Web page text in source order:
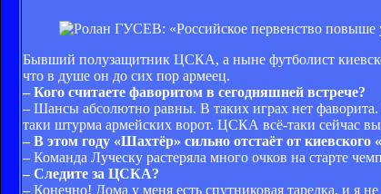
Бывший полузащитник ЦСКА, а ныне футболист
что в душе он до сих пор армеец.
– Кого считаете фаворитом в сегодняшней встрече?
– Шансы абсолютно равны. В таких играх нет
таки штурма армейских ворот. ЦСКА всё-таки сейчас
– В этом году «Шахтёр» сильно отстаёт от
– Команда Луческу растеряла много очков на старте
– Следите за ЦСКА?
– Конечно! Дома у меня есть спутниковая тарелка, и я